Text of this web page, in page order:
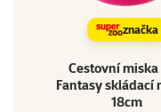
značka
Cestovní miska
Fantasy skládací
18cm